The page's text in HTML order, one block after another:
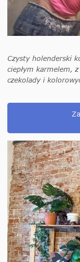
Czysty holenderski
ciepłym karmelem,
czekolady i